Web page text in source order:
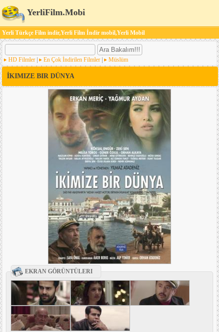
YerliFilm.Mobi
Yerli Türkçe Film indir,Yerli Film İndir mobil,Yerli Mobil
HD Filmler En Çok İndirilen Filmler Müslüm
İKIMIZE BIR DÜNYA
EKRAN GÖRÜNTÜLERI